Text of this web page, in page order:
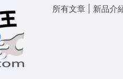
所有文章 新品介